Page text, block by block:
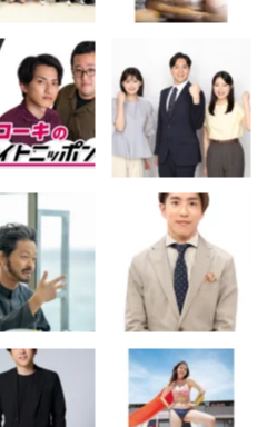
らいいなと思っています。楽し
いので、撮影も暑さを乗り越え
！
コメント
た時は、まずそれだけでうれし
名前を聞いてさらにうれしかっ
んも「ああ、本当にピッタ
ことを覚えています。このド
うもキャラクターたちの魅力の
ただけるんだろうなとワクワク
支え応援してくださった読者
そしてドラマ『ウソ婚』も一